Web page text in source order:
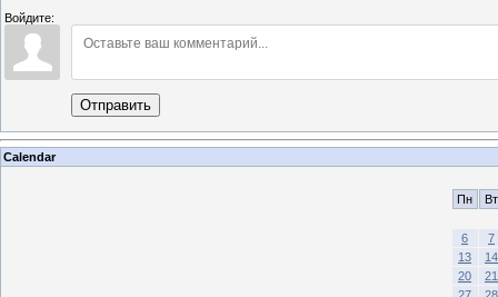
Войдите:
Отправить
Calendar
Пн Вт
6
7
13
14
20
21